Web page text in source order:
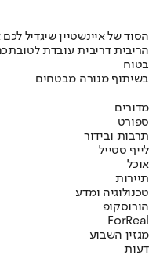
הסוד של איינשטיין שיגדיל
הריבית דריבית עובדת
בטוח
בשיתוף מנורה מבטחים
מדורים
ספורט
תרבות ובידור
לייף סטייל
אוכל
תיירות
טכנולוגיה ומדע
הורוסקופ
ForReal
מגזין השבוע
דעות